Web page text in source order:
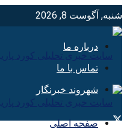
شنبه, آگوست 8, 2026
درباره ما
تماس با ما
شهروند خبرنگار
صفحه اصلی